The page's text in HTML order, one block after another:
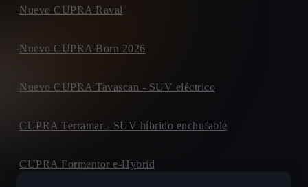
Nuevo CUPRA Raval
Nuevo CUPRA Born 2026
Nuevo CUPRA Tavascan - SUV eléctrico
CUPRA Terramar - SUV híbrido enchufable
CUPRA Formentor e-Hybrid